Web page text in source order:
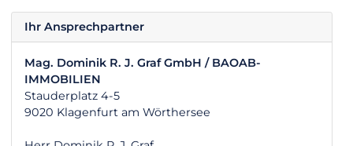
Ihr Ansprechpartner
Mag. Dominik R. J. Graf GmbH / BAOAB-
IMMOBILIEN
Stauderplatz 4-5
9020 Klagenfurt am Wörthersee